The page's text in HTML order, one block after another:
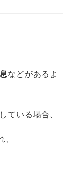
などがあるよ
ている場合、